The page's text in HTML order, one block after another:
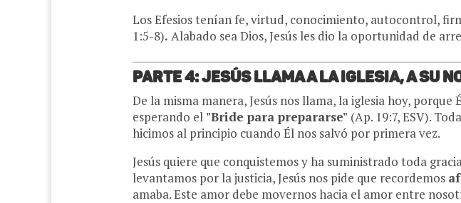
Los Efesios tenían fe, virtud, conocimiento, autocontrol,
1:5-8). Alabado sea Dios, Jesús les dio la oportunidad de
Parte 4: Jesús llama a la Iglesia, a su
De la misma manera, Jesús nos llama, la iglesia hoy,
esperando el "Bride para prepararse" (Ap. 19:7, ESV).
hicimos al principio cuando Él nos salvó por primera vez.
Jesús quiere que conquistemos y ha suministrado toda
levantamos por la justicia, Jesús nos pide que recordemos
amaba. Este amor debe movernos hacia el amor entre